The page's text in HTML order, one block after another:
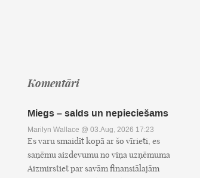
Komentāri
Miegs – salds un nepieciešams
Marilyn Wallace @ 03.Aug, 2026 17:23
Es varu smaidīt kopā ar šo vīrieti, es
saņēmu aizdevumu no viņa uzņēmuma
Aizmirstiet par savām finansiālajām